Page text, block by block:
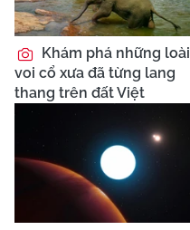
Khám phá những loài
voi cổ xưa đã từng lang
thang trên đất Việt